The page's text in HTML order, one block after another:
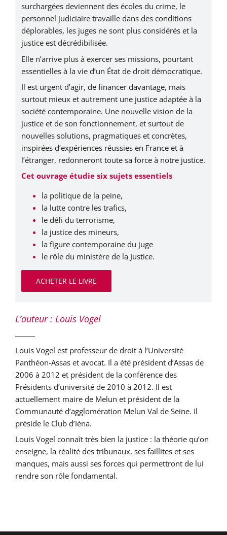
surchargées deviennent des écoles du crime, le
personnel judiciaire travaille dans des conditions
déplorables, les juges ne sont plus considérés et la
justice est décrédibilisée.
Elle n’arrive plus à exercer ses missions, pourtant
essentielles à la vie d’un État de droit démocratique.
Il est urgent d’agir, de financer davantage, mais
surtout mieux et autrement une justice adaptée à la
société contemporaine. Une nouvelle vision de la
justice et de son fonctionnement, et surtout de
nouvelles solutions, pragmatiques et concrètes,
inspirées d’expériences réussies en France et à
l’étranger, redonneront toute sa force à notre justice.
Cet ouvrage étudie six sujets essentiels
la politique de la peine,
la lutte contre les trafics,
le défi du terrorisme,
la justice des mineurs,
la figure contemporaine du juge
le rôle du ministère de la Justice.
ACHETER LE LIVRE
L’auteur : Louis Vogel
Louis Vogel est professeur de droit à l’Université
Panthéon-Assas et avocat. Il a été président d’Assas de
2006 à 2012 et président de la conférence des
Présidents d’université de 2010 à 2012. Il est
actuellement maire de Melun et président de la
Communauté d’agglomération Melun Val de Seine. Il
préside le Club d’Iéna.
Louis Vogel connaît très bien la justice : la théorie qu’on
enseigne, la réalité des tribunaux, ses faillites et ses
manques, mais aussi ses forces qui permettront de lui
rendre son rôle fondamental.